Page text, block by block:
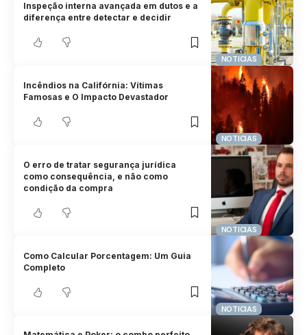
NOTICIAS
Inspeção interna avançada em dutos e a
diferença entre detectar e decidir
NOTICIAS
Incêndios na Califórnia: Vítimas
Famosas e O Impacto Devastador
NOTICIAS
O erro de tratar segurança jurídica
como consequência, e não como
condição da compra
NOTICIAS
Como Calcular Porcentagem: Um Guia
Completo